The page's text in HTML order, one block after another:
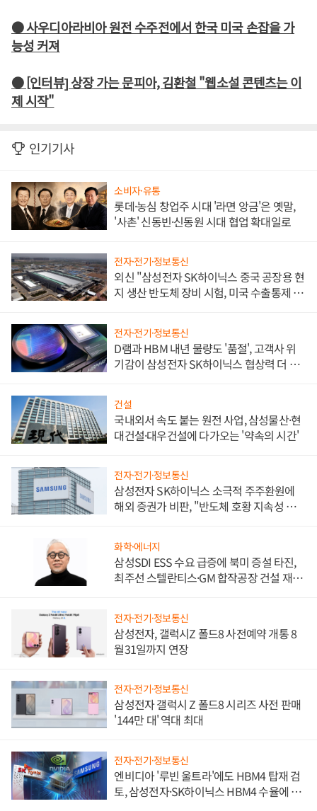
● 사우디아라비아 원전 수주전에서 한국 미국 손잡을 가
능성 커져
● [인터뷰] 상장 가는 문피아, 김환철 "웹소설 콘텐츠는 이
제 시작"
인기기사
소비자·유통
롯데·농심 창업주 시대 '라면 앙금'은 옛말,
'사촌' 신동빈·신동원 시대 협업 확대일로
전자·전기·정보통신
외신 "삼성전자 SK하이닉스 중국 공장용 현
지 생산 반도체 장비 시험, 미국 수출통제 대
전자·전기·정보통신
D램과 HBM 내년 물량도 '품절', 고객사 위
기감이 삼성전자 SK하이닉스 협상력 더 키
건설
국내외서 속도 붙는 원전 사업, 삼성물산·현
대건설·대우건설에 다가오는 '약속의 시간'
전자·전기·정보통신
삼성전자 SK하이닉스 소극적 주주환원에
해외 증권가 비판, "반도체 호황 지속성 의
화학·에너지
삼성SDI ESS 수요 급증에 북미 증설 타진,
최주선 스텔란티스·GM 합작공장 건설 재추
전자·전기·정보통신
삼성전자, 갤럭시Z 폴드8 사전예약 개통 8
월31일까지 연장
전자·전기·정보통신
삼성전자 갤럭시 Z 폴드8 시리즈 사전 판매
'144만 대' 역대 최대
전자·전기·정보통신
엔비디아 '루빈 울트라'에도 HBM4 탑재 검
토, 삼성전자·SK하이닉스 HBM4 수율에 주